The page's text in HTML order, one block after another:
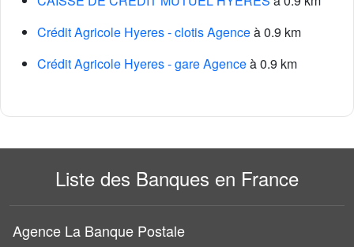
Crédit Agricole Hyeres - clotis Agenceà 0.9 km
Crédit Agricole Hyeres - gare Agenceà 0.9 km
Liste des Banques en France
Agence La Banque Postale